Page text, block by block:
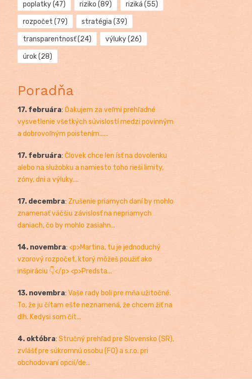
poplatky(47) riziko (89) riziká (55)
rozpočet (79) stratégia (39)
transparentnosť(24) výluky(26)
úrok(28)
Poradňa
17. februára: Ďakujem za veľmi prehľadné
vysvetlenie všetkých súvislostí medzi povinným
a dobrovoľným poistením......
17. februára: Človek chce len ísť na dovolenku
alebo na služobku a namiesto toho rieši limity,
zóny, dni a výluky....
17. decembra: Zrušenie priamych daní by mohlo
znamenať väčšiu závislosť na nepriamych
daniach, čo by mohlo zasiahn...
14. novembra: <p>Martina, tu je jednoduchý
vzorový rozpočet, ktorý môžeš použiť ako
inšpiráciu 👇</p> <p>Predsta...
13. novembra: Vaše rady boli pre mňa užitočné.
To, že ju čítam ešte neznamená, že chcem žiť na
dlh. Kedysi som čít...
4. októbra: Stručný prehľad pre Slovensko (SR),
zvlášť pre súkromnú osobu (FO) a s.r.o. pri
obchodovaní opcií/de...